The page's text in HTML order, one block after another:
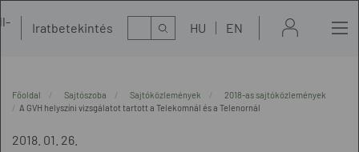
Iratbetekintés Kereső HU EN
Főoldal Sajtószoba Sajtóközlemények
2018-as sajtóközlemények
A GVH helyszíni vizsgálatot tartott a Telekomnál és a Telenornál
2018. 01. 26.